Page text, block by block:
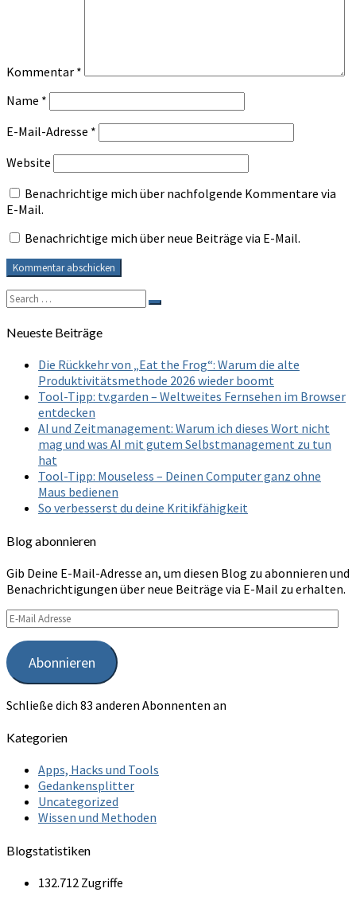
Kommentar *
Name *
E-Mail-Adresse *
Website
Benachrichtige mich über nachfolgende Kommentare via
E-Mail.
Benachrichtige mich über neue Beiträge via E-Mail.
Search
for:
Search
Neueste Beiträge
Die Rückkehr von „Eat the Frog“: Warum die alte
Produktivitätsmethode 2026 wieder boomt
Tool-Tipp: tv.garden – Weltweites Fernsehen im Browser
entdecken
AI und Zeitmanagement: Warum ich dieses Wort nicht
mag und was AI mit gutem Selbstmanagement zu tun
hat
Tool-Tipp: Mouseless – Deinen Computer ganz ohne
Maus bedienen
So verbesserst du deine Kritikfähigkeit
Blog abonnieren
Gib Deine E-Mail-Adresse an, um diesen Blog zu abonnieren und
Benachrichtigungen über neue Beiträge via E-Mail zu erhalten.
E-
Mail
Adresse
Abonnieren
Schließe dich 83 anderen Abonnenten an
Kategorien
Apps, Hacks und Tools
Gedankensplitter
Uncategorized
Wissen und Methoden
Blogstatistiken
132.712 Zugriffe